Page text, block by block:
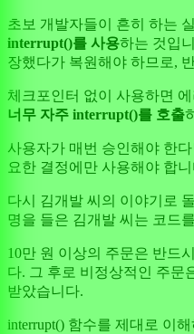
초보 개발자들이 흔히 하는
interrupt()를 사용하는 것입
장했다가 복원해야 하므로,
체크포인터 없이 사용하면
너무 자주 interrupt()를 호출
사용자가 매번 승인해야 한
요한 결정에만 사용해야 합니
다시 김개발 씨의 이야기로
명을 들은 김개발 씨는 코드
10만 원 이상의 주문은 반드
다. 그 후로 비정상적인 주문
받았습니다.
interrupt() 함수를 제대로 이